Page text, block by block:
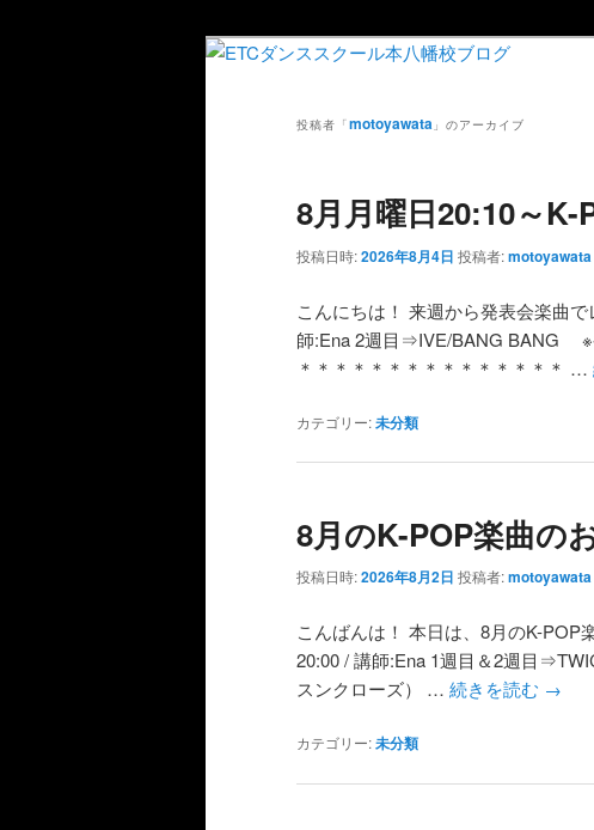
投稿者「motoyawata 」のアーカイブ
8月月曜日20:10～
投稿日時:2026年8月4日 投稿者:motoyawata
こんにちは！ 来週から発表会楽曲
師:Ena 2週目⇒IVE/BANG BANG ※
＊＊＊＊＊＊＊＊＊＊＊＊＊＊＊ …
カテゴリー:未分類
8月のK-POP楽曲の
投稿日時:2026年8月2日 投稿者:motoyawata
こんばんは！ 本日は、8月のK-POP
20:00 / 講師:Ena 1週目＆2週目
スンクローズ） … 続きを読む →
カテゴリー:未分類